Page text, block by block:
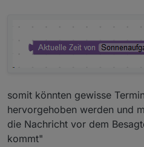
somit könnten gewisse
hervorgehoben werden und
die Nachricht vor dem
kommt"